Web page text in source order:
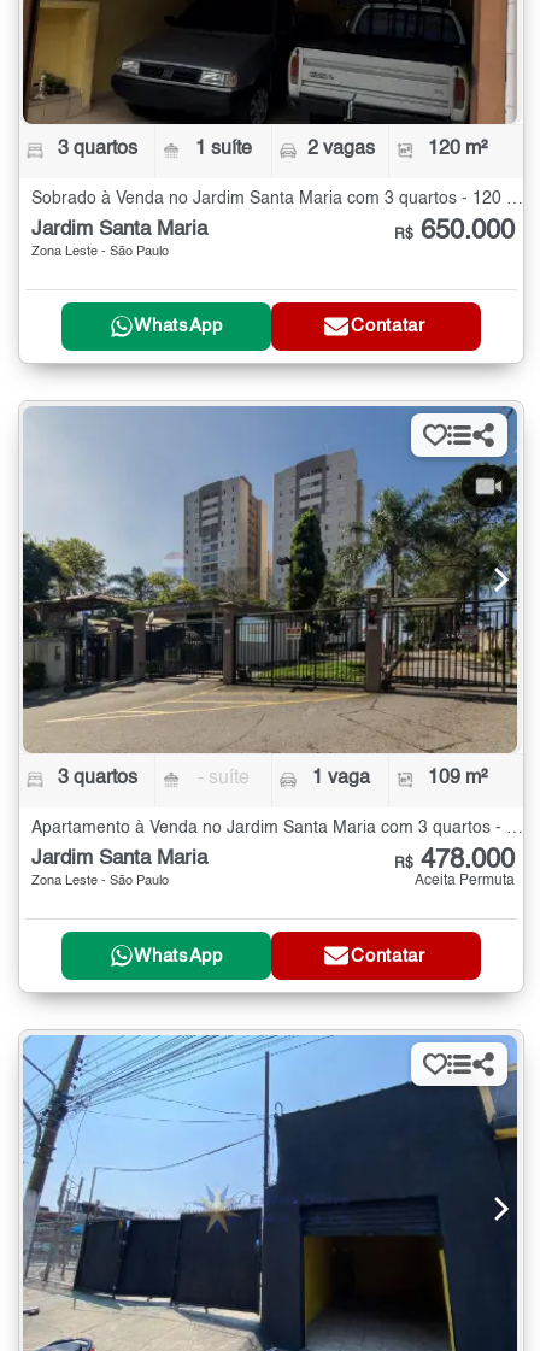
3 quartos 1 suíte 2 vagas 120 m²
Jardim Santa Maria
Zona Leste - São Paulo
R$ 650.000
WhatsApp Contatar
3 quartos - suíte 1 vaga 109 m²
Apartamento à Venda no Jardim Santa Maria com 3 quartos - 109 m²
Jardim Santa Maria
Zona Leste - São Paulo
R$ 478.000
Aceita Permuta
WhatsApp Contatar